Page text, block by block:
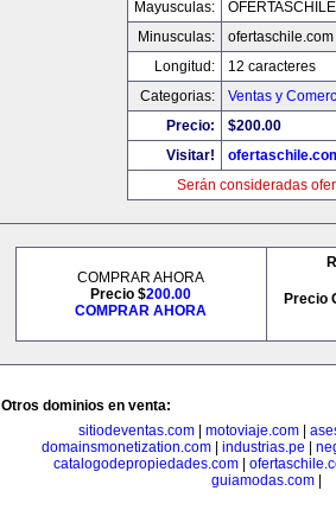
Mayusculas:
Minusculas:
ofertaschile.com
Longitud:
12 caracteres
Categorias:
Ventas y
Precio:
$200.00
Visitar!
Serán consideradas
COMPRAR AHORA
Precio $200.00
COMPRAR AHORA
Precio
Otros dominios en venta:
sitiodeventas.com
motoviaje.com
domainsmonetization.com| industrias.pe
catalogodepropiedades.com|
guiamodas.com|